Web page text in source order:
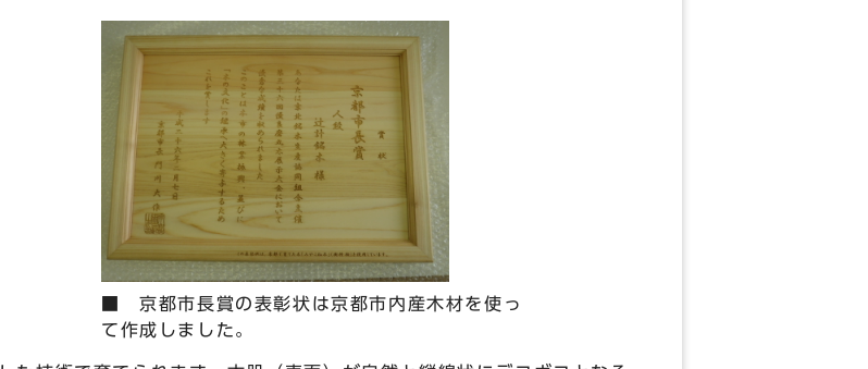
■ 京都市長賞の表彰状は京都市内産木材を使っ
て作成しました。